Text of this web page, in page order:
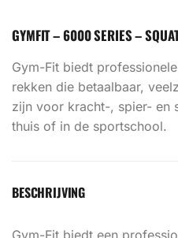
GYMFIT – 6000 SERIES –
Gym-Fit biedt
rekken die betaalbaar,
zijn voor kracht-, spier- en
thuis of in de sportschool.
BESCHRIJVING
Gym-Fit biedt een